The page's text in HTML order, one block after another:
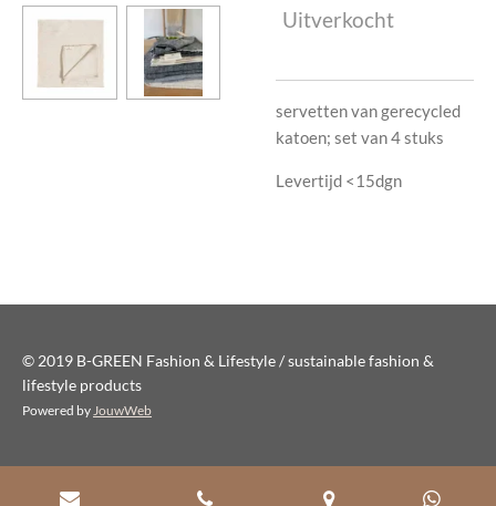
Uitverkocht
servetten van gerecycled
katoen; set van 4 stuks
Levertijd <15dgn
© 2019 B-GREEN Fashion & Lifestyle / sustainable fashion &
lifestyle products
Powered by JouwWeb